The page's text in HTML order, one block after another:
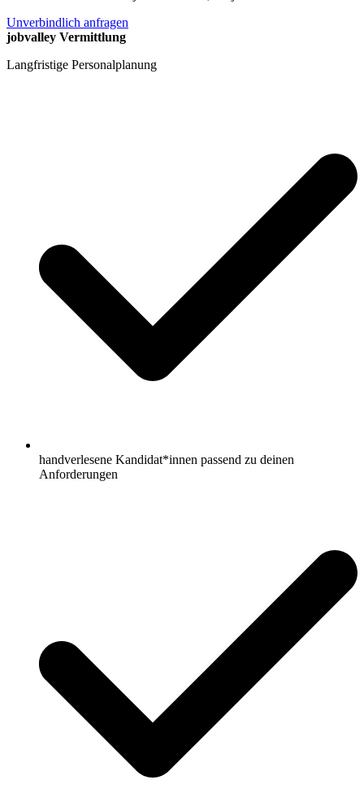
Unverbindlich anfragen
jobvalley Vermittlung
Langfristige Personalplanung
handverlesene Kandidat*innen passend zu deinen
Anforderungen